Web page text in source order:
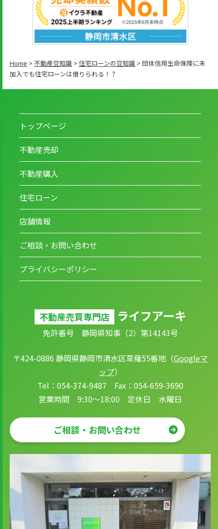
Home > 不動産豆知識 > 住宅ローンの豆知識 > 団体信用生命保険に未
加入でも住宅ローンは借りられる！？
トップページ
不動産売却
不動産購入
住宅ローン
店舗情報
ご相談・お問い合わせ
プライバシーポリシー
不動産売買専門店 ライフアーキ
免許番号 静岡県知事（2）第14143号
〒424-0886 静岡県静岡市清水区草薙55番地（Googleマ
ップ）
Tel：054-374-9487 Fax：054-659-3690
営業時間 9:30～18:00 定休日 水曜日
ご相談・お問い合わせ